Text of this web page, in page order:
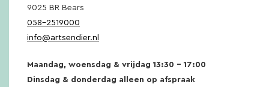
9025 BR Bears
058-2519000
info@artsendier.nl
Maandag, woensdag & vrijdag 13:30 – 17:00
Dinsdag & donderdag alleen op afspraak